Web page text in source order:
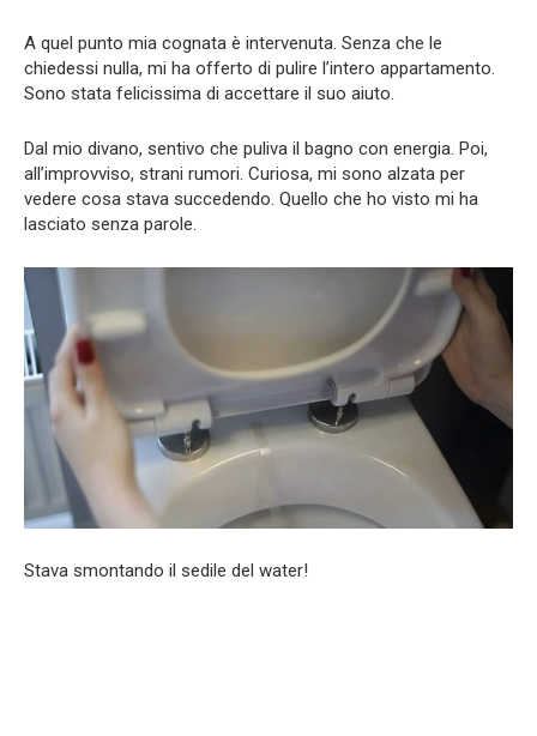
A quel punto mia cognata è intervenuta. Senza che le
chiedessi nulla, mi ha offerto di pulire l’intero appartamento.
Sono stata felicissima di accettare il suo aiuto.
Dal mio divano, sentivo che puliva il bagno con energia. Poi,
all’improvviso, strani rumori. Curiosa, mi sono alzata per
vedere cosa stava succedendo. Quello che ho visto mi ha
lasciato senza parole.
Stava smontando il sedile del water!